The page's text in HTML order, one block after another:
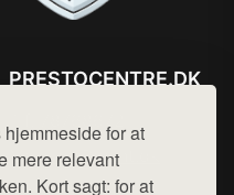
for at
mere relevant
Kort sagt: for at
PRESTOCENTRE.DK
Mail: hej@want.dk